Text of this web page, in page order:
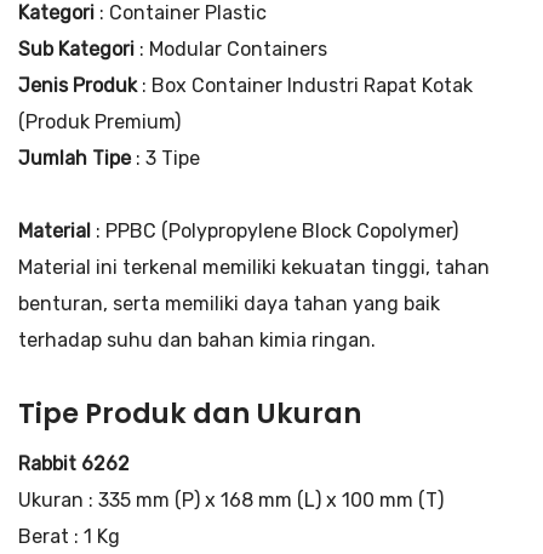
Kategori : Container Plastic
Sub Kategori : Modular Containers
Jenis Produk: Box Container Industri Rapat Kotak
(Produk Premium)
Jumlah Tipe: 3 Tipe
Material : PPBC (Polypropylene Block Copolymer)
Material ini terkenal memiliki kekuatan tinggi, tahan
benturan, serta memiliki daya tahan yang baik
terhadap suhu dan bahan kimia ringan.
Tipe Produk dan Ukuran
Rabbit 6262
Ukuran : 335 mm (P) x 168 mm (L) x 100 mm (T)
Berat : 1 Kg